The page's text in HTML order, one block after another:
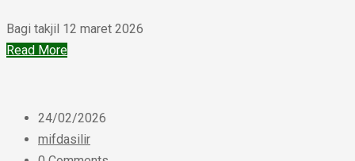
Bagi takjil 12 maret 2026
Read More
24/02/2026
mifdasilir